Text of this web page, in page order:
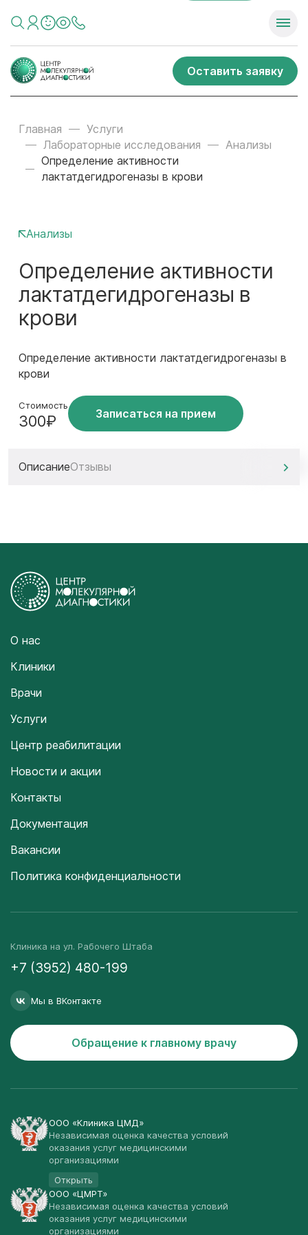
Оставить заявку
Главная
Услуги
Лабораторные исследования
Анализы
Определение активности
лактатдегидрогеназы в крови
Анализы
Определение активности
лактатдегидрогеназы в
крови
Определение активности лактатдегидрогеназы в
крови
Стоимость
300₽ Записаться на прием
ОписаниеОтзывы
О нас
Клиники
Врачи
Услуги
Центр реабилитации
Новости и акции
Контакты
Документация
Вакансии
Политика конфиденциальности
Клиника на ул. Рабочего Штаба
+7 (3952) 480-199
Мы в ВКонтакте
Обращение к главному врачу
ООО «Клиника ЦМД»
Независимая оценка качества условий
оказания услуг медицинскими
организациями
Открыть
ООО «ЦМРТ»
Независимая оценка качества условий
оказания услуг медицинскими
организациями